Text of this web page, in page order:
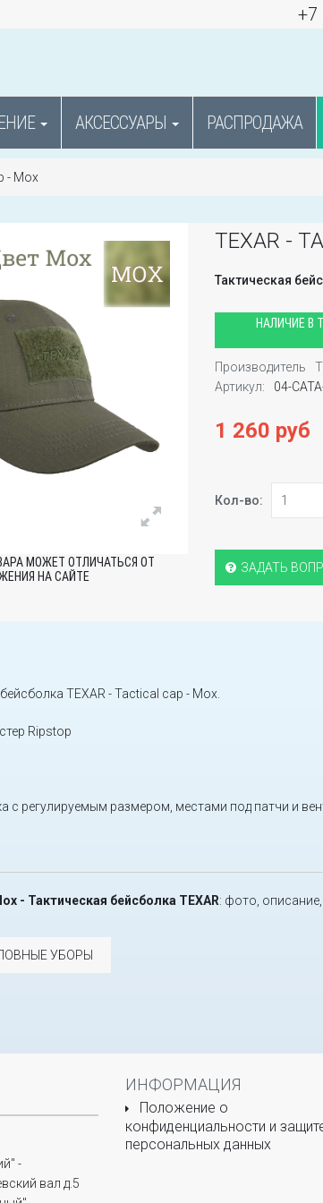
+7
АКСЕССУАРЫ РАСПРОДАЖА
- Мох
МОЖЕТ ОТЛИЧАТЬСЯ ОТ
НА САЙТЕ
TEXAR -
Тактическая
НАЛИЧИЕ В
Производитель
Артикул:
04-
1 260 руб
Кол-во:
ЗАДАТЬ
TEXAR - Tactical cap - Мох.
Ripstop
с регулируемым размером, местами под патчи и
- Тактическая бейсболка TEXAR: фото, описание,
УБОРЫ
-
вал д.5
ИНФОРМАЦИЯ
Положение о
конфиденциальности и
персональных данных